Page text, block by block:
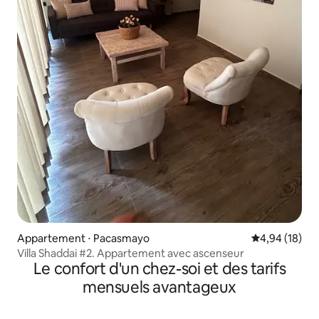
Appartement ⋅ Pacasmayo Évaluation
4,94 (18)
Villa Shaddai #2. Appartement avec ascenseur
Le confort d'un chez-soi et des tarifs
mensuels avantageux